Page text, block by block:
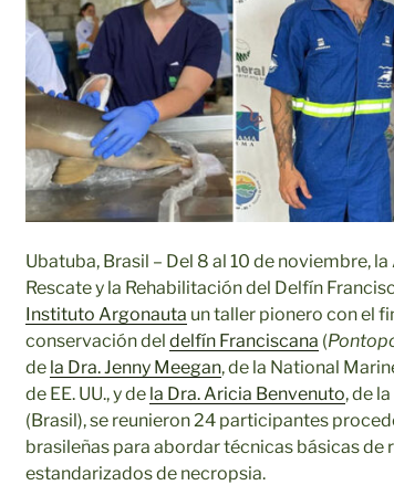
Ubatuba, Brasil – Del 8 al 10 de noviembre,
Rescate y la Rehabilitación del Delfín
Instituto Argonauta un taller pionero con el
conservación del delfín Franciscana (
de la Dra. Jenny Meegan, de la National
de EE. UU., y de la Dra. Aricia Benvenuto, de
(Brasil), se reunieron 24 participantes
brasileñas para abordar técnicas básicas
estandarizados de necropsia.